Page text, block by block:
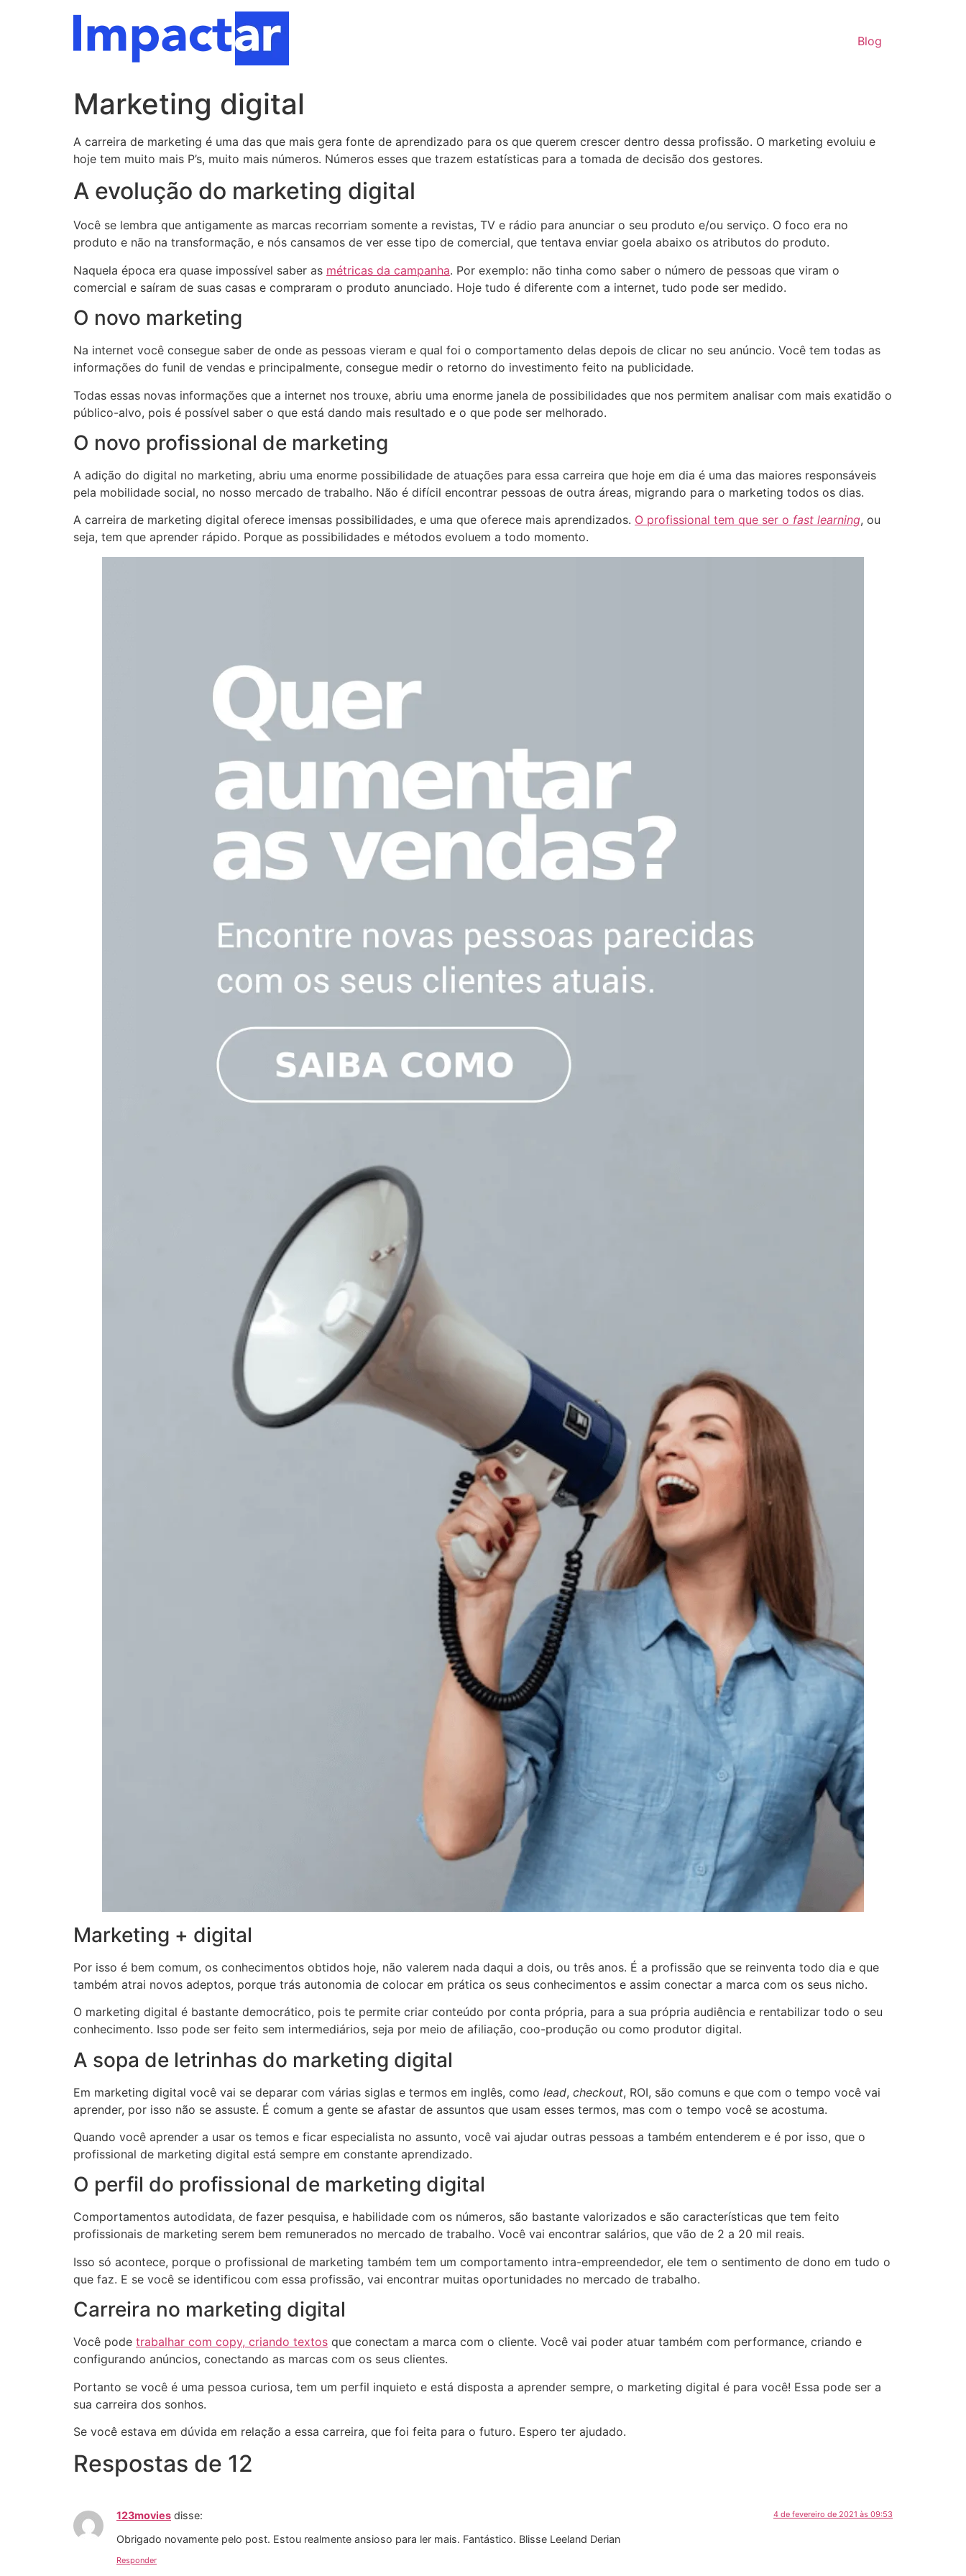
Blog
Marketing digital
A carreira de marketing é uma das que mais gera fonte de aprendizado para os que querem crescer dentro dessa profissão. O marketing evoluiu e
hoje tem muito mais P’s, muito mais números. Números esses que trazem estatísticas para a tomada de decisão dos gestores.
A evolução do marketing digital
Você se lembra que antigamente as marcas recorriam somente a revistas, TV e rádio para anunciar o seu produto e/ou serviço. O foco era no
produto e não na transformação, e nós cansamos de ver esse tipo de comercial, que tentava enviar goela abaixo os atributos do produto.
Naquela época era quase impossível saber as métricas da campanha. Por exemplo: não tinha como saber o número de pessoas que viram o
comercial e saíram de suas casas e compraram o produto anunciado. Hoje tudo é diferente com a internet, tudo pode ser medido.
O novo marketing
Na internet você consegue saber de onde as pessoas vieram e qual foi o comportamento delas depois de clicar no seu anúncio. Você tem todas as
informações do funil de vendas e principalmente, consegue medir o retorno do investimento feito na publicidade.
Todas essas novas informações que a internet nos trouxe, abriu uma enorme janela de possibilidades que nos permitem analisar com mais exatidão o
público-alvo, pois é possível saber o que está dando mais resultado e o que pode ser melhorado.
O novo profissional de marketing
A adição do digital no marketing, abriu uma enorme possibilidade de atuações para essa carreira que hoje em dia é uma das maiores responsáveis
pela mobilidade social, no nosso mercado de trabalho. Não é difícil encontrar pessoas de outra áreas, migrando para o marketing todos os dias.
A carreira de marketing digital oferece imensas possibilidades, e uma que oferece mais aprendizados. O profissional tem que ser o fast learning, ou
seja, tem que aprender rápido. Porque as possibilidades e métodos evoluem a todo momento.
Marketing + digital
Por isso é bem comum, os conhecimentos obtidos hoje, não valerem nada daqui a dois, ou três anos. É a profissão que se reinventa todo dia e que
também atrai novos adeptos, porque trás autonomia de colocar em prática os seus conhecimentos e assim conectar a marca com os seus nicho.
O marketing digital é bastante democrático, pois te permite criar conteúdo por conta própria, para a sua própria audiência e rentabilizar todo o seu
conhecimento. Isso pode ser feito sem intermediários, seja por meio de afiliação, coo-produção ou como produtor digital.
A sopa de letrinhas do marketing digital
Em marketing digital você vai se deparar com várias siglas e termos em inglês, como lead, checkout, ROI, são comuns e que com o tempo você vai
aprender, por isso não se assuste. É comum a gente se afastar de assuntos que usam esses termos, mas com o tempo você se acostuma.
Quando você aprender a usar os temos e ficar especialista no assunto, você vai ajudar outras pessoas a também entenderem e é por isso, que o
profissional de marketing digital está sempre em constante aprendizado.
O perfil do profissional de marketing digital
Comportamentos autodidata, de fazer pesquisa, e habilidade com os números, são bastante valorizados e são características que tem feito
profissionais de marketing serem bem remunerados no mercado de trabalho. Você vai encontrar salários, que vão de 2 a 20 mil reais.
Isso só acontece, porque o profissional de marketing também tem um comportamento intra-empreendedor, ele tem o sentimento de dono em tudo o
que faz. E se você se identificou com essa profissão, vai encontrar muitas oportunidades no mercado de trabalho.
Carreira no marketing digital
Você pode trabalhar com copy, criando textos que conectam a marca com o cliente. Você vai poder atuar também com performance, criando e
configurando anúncios, conectando as marcas com os seus clientes.
Portanto se você é uma pessoa curiosa, tem um perfil inquieto e está disposta a aprender sempre, o marketing digital é para você! Essa pode ser a
sua carreira dos sonhos.
Se você estava em dúvida em relação a essa carreira, que foi feita para o futuro. Espero ter ajudado.
Respostas de 12
123movies disse: 4 de fevereiro de 2021 às 09:53
Obrigado novamente pelo post. Estou realmente ansioso para ler mais. Fantástico. Blisse Leeland Derian
Responder